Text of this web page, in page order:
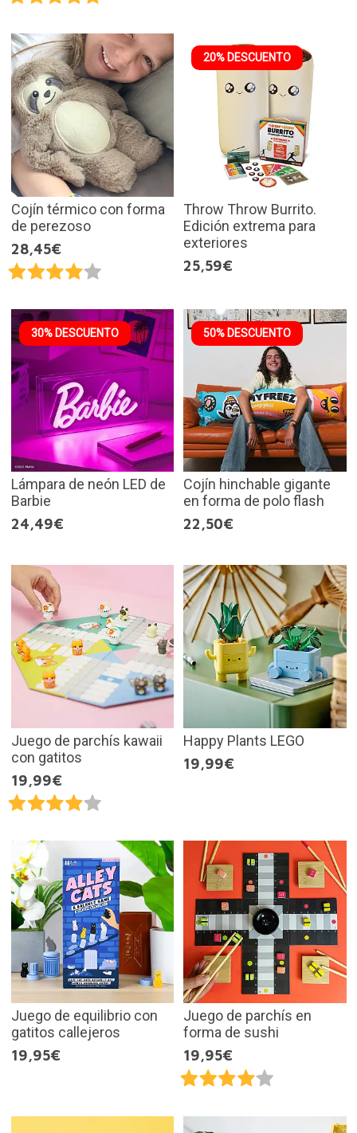
Cojín térmico con forma
de perezoso
28,45€
20% DESCUENTO
Throw Throw Burrito.
Edición extrema para
exteriores
25,59€
30% DESCUENTO
Lámpara de neón LED de
Barbie
24,49€
50% DESCUENTO
Cojín hinchable gigante
en forma de polo flash
22,50€
Juego de parchís kawaii
con gatitos
19,99€
Happy Plants LEGO
19,99€
Juego de equilibrio con
gatitos callejeros
19,95€
Juego de parchís en
forma de sushi
19,95€